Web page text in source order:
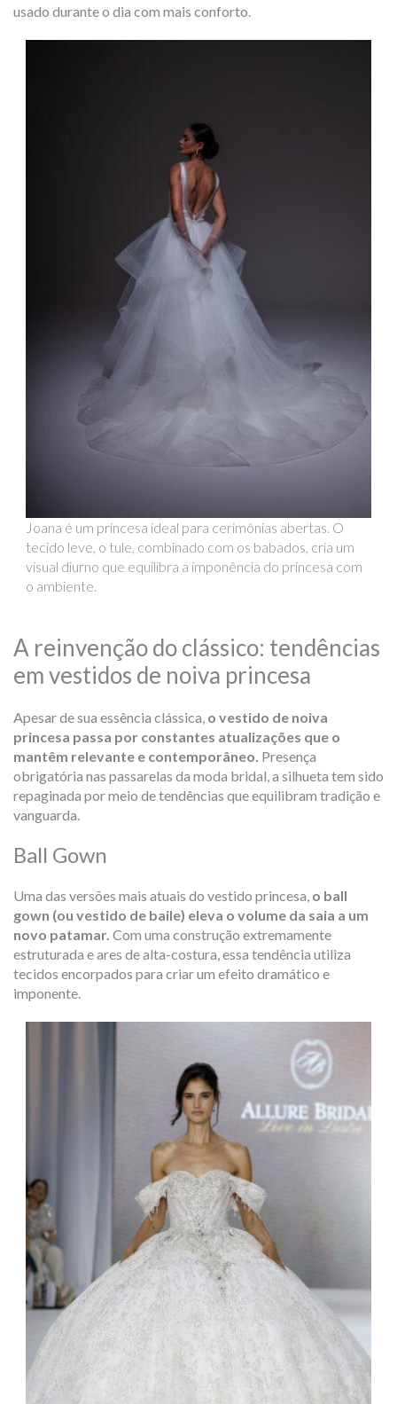
usado durante o dia com mais conforto.
Joana é um princesa ideal para cerimônias abertas. O
tecido leve, o tule, combinado com os babados, cria um
visual diurno que equilibra a imponência do princesa com
o ambiente.
A reinvenção do clássico: tendências
em vestidos de noiva princesa
Apesar de sua essência clássica, o vestido de noiva
princesa passa por constantes atualizações que o
mantêm relevante e contemporâneo. Presença
obrigatória nas passarelas da moda bridal , a silhueta tem sido
repaginada por meio de tendências que equilibram tradição e
vanguarda.
Ball Gown
Uma das versões mais atuais do vestido princesa, o ball
gown (ou vestido de baile) eleva o volume da saia a um
novo patamar. Com uma construção extremamente
estruturada e ares de alta-costura, essa tendência utiliza
tecidos encorpados para criar um efeito dramático e
imponente.